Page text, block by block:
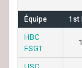
Équipe 1st
HBC
FSGT